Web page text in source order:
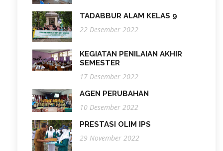
TADABBUR ALAM KELAS 9
22 Desember 2022
KEGIATAN PENILAIAN AKHIR
SEMESTER
17 Desember 2022
AGEN PERUBAHAN
10 Desember 2022
PRESTASI OLIM IPS
29 November 2022